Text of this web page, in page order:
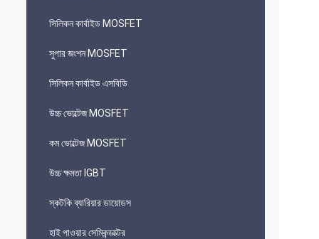
সিলিকন কার্বাইড MOSFET
সুপার জংশন MOSFET
সিলিকন কার্বাইড এসবিডি
উচ্চ ভোল্টেজ MOSFET
কম ভোল্টেজ MOSFET
উচ্চ ক্ষমতা IGBT
স্কটকি ব্যারিয়ার ডায়োডস
হাই পাওয়ার সেমিকন্ডাক্টর